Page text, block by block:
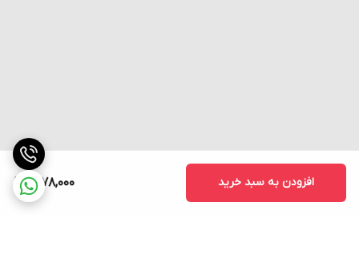
11,178,000 افزودن به سبد خرید